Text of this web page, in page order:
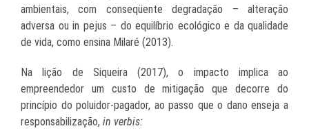
ambientais, com conseqüente degradação – alteração
adversa ou in pejus – do equilíbrio ecológico e da qualidade
de vida, como ensina Milaré (2013).
Na lição de Siqueira (2017), o impacto implica ao
empreendedor um custo de mitigação que decorre do
princípio do poluidor-pagador, ao passo que o dano enseja a
responsabilização, in verbis: